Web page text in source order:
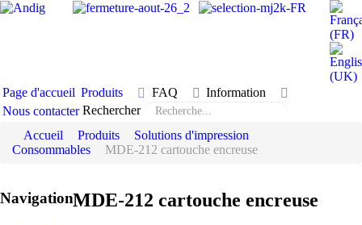
Page d'accueil Produits FAQ
Information
Nous contacter Rechercher
Accueil
Produits
Solutions d'impression
Consommables
MDE-212 cartouche encreuse
NavigationMDE-212 cartouche encreuse